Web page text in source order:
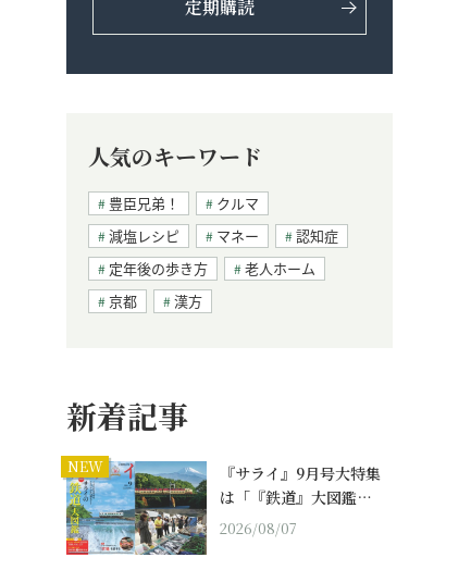
定期購読
人気のキーワード
豊臣兄弟！
クルマ
減塩レシピ
マネー
認知症
定年後の歩き方
老人ホーム
京都
漢方
新着記事
NEW
『サライ』9月号大特集
は「『鉄道』大図鑑…
2026/08/07